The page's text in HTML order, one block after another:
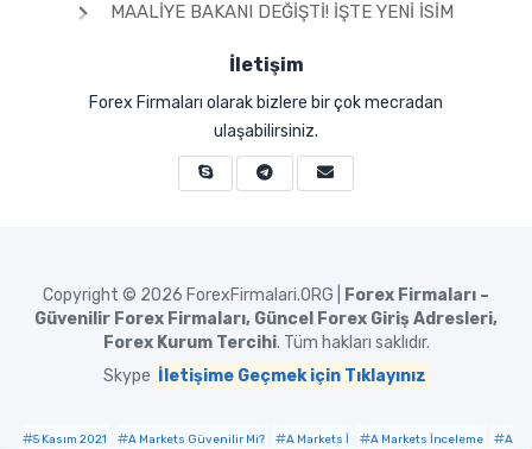
MAALIYE BAKANI DEĞIŞTI! İŞTE YENI İSIM
İletişim
Forex Firmaları olarak bizlere bir çok mecradan
ulaşabilirsiniz.
Copyright © 2026 ForexFirmalari.ORG |
Forex Firmaları –
Güvenilir Forex Firmaları, Güncel Forex Giriş Adresleri,
Forex Kurum Tercihi. Tüm hakları saklıdır.
Skype İletişime Geçmek için Tıklayınız
5 Kasım 2021 A Markets Güvenilir Mi? A Markets İ A Markets İnceleme
A